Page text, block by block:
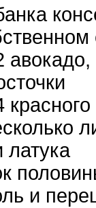
латука
и